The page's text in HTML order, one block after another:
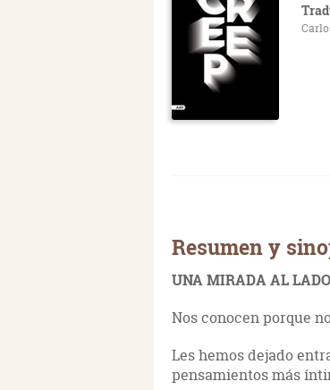
Resumen y
UNA MIRADA AL
Nos conocen porque
Les hemos dejado
pensamientos más